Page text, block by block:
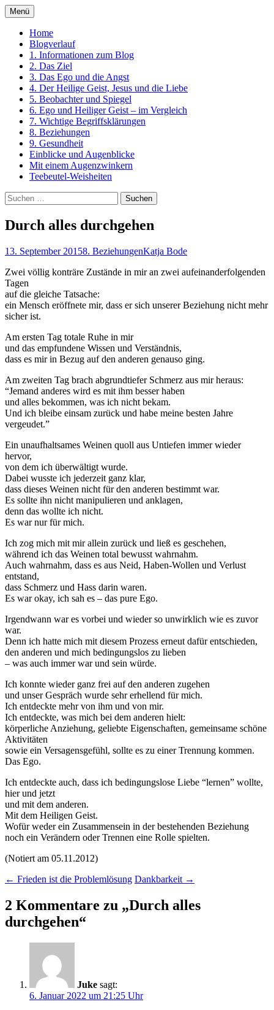
Zum
Inhalt
springen
Ein Kurs in Wundern
Menü
Home
Blogverlauf
1. Informationen zum Blog
2. Das Ziel
3. Das Ego und die Angst
4. Der Heilige Geist, Jesus und die Liebe
5. Beobachter und Spiegel
6. Ego und Heiliger Geist – im Vergleich
7. Wichtige Begriffsklärungen
8. Beziehungen
9. Gesundheit
Einblicke und Augenblicke
Mit einem Augenzwinkern
Teebeutel-Weisheiten
Suchen
nach:
Durch alles durchgehen
13. September 20158. BeziehungenKatja Bode
Zwei völlig konträre Zustände in mir an zwei aufeinanderfolgenden
Tagen
auf die gleiche Tatsache:
ein Mensch eröffnete mir, dass er sich unserer Beziehung nicht mehr
sicher ist.
Am ersten Tag totale Ruhe in mir
und das empfundene Wissen und Verständnis,
dass es mir in Bezug auf den anderen genauso ging.
Am zweiten Tag brach abgrundtiefer Schmerz aus mir heraus:
“Jemand anderes wird es mit ihm besser haben
und alles bekommen, was ich nicht bekam.
Und ich bleibe einsam zurück und habe meine besten Jahre
vergeudet.”
Ein unaufhaltsames Weinen quoll aus Untiefen immer wieder
hervor,
von dem ich überwältigt wurde.
Dabei wusste ich jederzeit ganz klar,
dass dieses Weinen nicht für den anderen bestimmt war.
Es sollte ihn nicht manipulieren und anklagen,
denn das wollte ich nicht.
Es war nur für mich.
Ich zog mich mit mir allein zurück und ließ es geschehen,
während ich das Weinen total bewusst wahrnahm.
Auch wahrnahm, dass es aus Neid, Haben-Wollen und Verlust
entstand,
dass Schmerz und Hass darin waren.
Es war okay, ich sah es – das pure Ego.
Irgendwann war es vorbei und wieder so unwirklich wie es zuvor
war.
Denn ich hatte mich mit diesem Prozess erneut dafür entschieden,
den anderen und mich bedingungslos zu lieben
– was auch immer war und sein würde.
Ich konnte wieder ganz frei auf den anderen zugehen
und unser Gespräch wurde sehr erhellend für mich.
Ich entdeckte mehr von ihm und von mir.
Ich entdeckte, was mich bei dem anderen hielt:
körperliche Anziehung, geliebte Eigenschaften, gemeinsame schöne
Aktivitäten
sowie ein Versagensgefühl, sollte es zu einer Trennung kommen.
Das Ego.
Ich entdeckte auch, dass ich bedingungslose Liebe “lernen” wollte,
hier und jetzt
und mit dem anderen.
Mit dem Heiligen Geist.
Wofür weder ein Zusammensein in der bestehenden Beziehung
noch ein Verändern oder Trennen eine Rolle spielten.
(Notiert am 05.11.2012)
Beitragsnavigation
← Frieden ist die Problemlösung Dankbarkeit →
2 Kommentare zu „Durch alles
durchgehen“
Juke sagt:
6. Januar 2022 um 21:25 Uhr